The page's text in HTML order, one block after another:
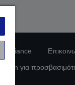
για